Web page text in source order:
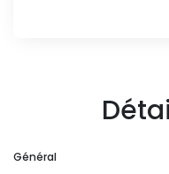
Général